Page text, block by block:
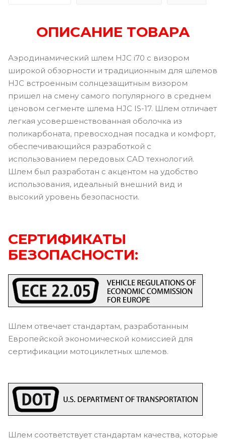
ОПИСАНИЕ ТОВАРА
Аэродинамический шлем HJC i70 с визором
широкой обзорности и традиционным для шлемов
HJC встроенным солнцезащитным визором
пришел на смену самого популярного в среднем
ценовом сегменте шлема HJC IS-17. Шлем отличает
легкая усовершенствованная оболочка из
поликарбоната, превосходная посадка и комфорт,
обеспечивающийся разработкой с
использованием передовых CAD технологий.
Шлем был разработан с акцентом на удобство
использования, идеальный внешний вид и
высокий уровень безопасности.
СЕРТИФИКАТЫ
БЕЗОПАСНОСТИ:
Шлем отвечает стандартам, разработанным
Европейской экономической комиссией для
сертификации мотоциклетных шлемов.
Шлем соответствует стандартам качества, которые